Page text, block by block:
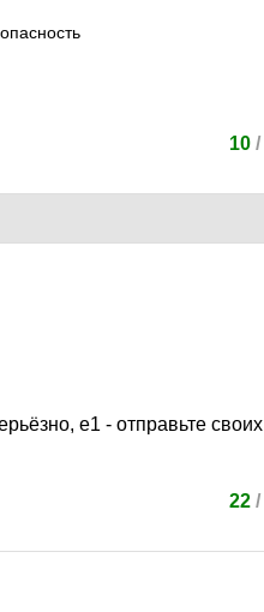
10 /
е1 - отправьте своих
22 /